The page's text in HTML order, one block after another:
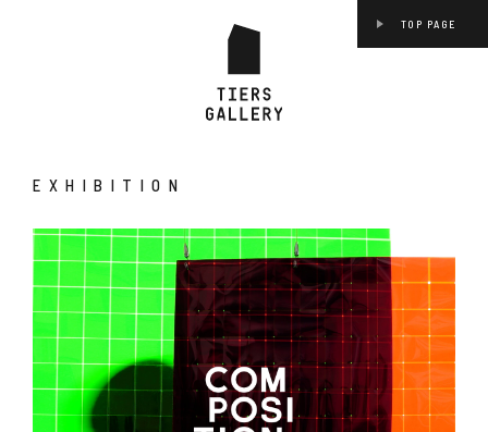
TOP PAGE
EXHIBITION